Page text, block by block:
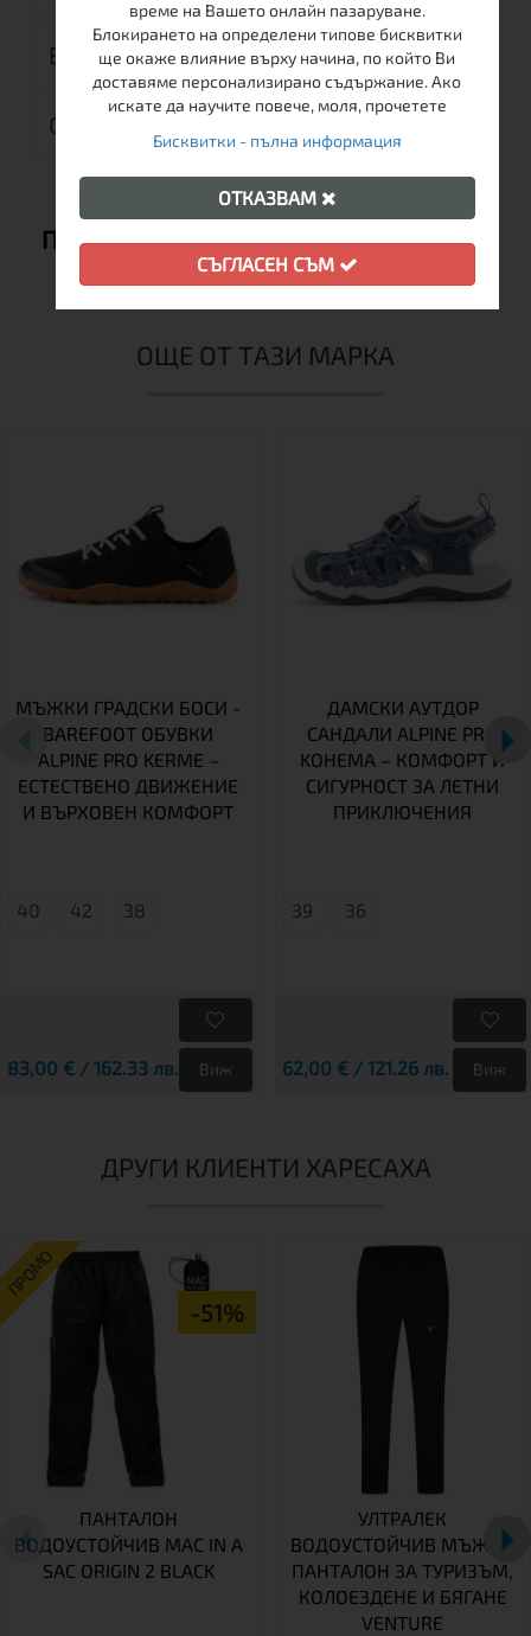
ВРЪЩАНЕ
ОТЗИВИ (0)
ПРЕПОРЪЧВАМЕ ВИ СЪЩО:
ОЩЕ ОТ ТАЗИ МАРКА
МЪЖКИ ГРАДСКИ БОСИ -
BAREFOOT ОБУВКИ
ALPINE PRO KERME –
ЕСТЕСТВЕНО ДВИЖЕНИЕ
И ВЪРХОВЕН КОМФОРТ
40 42 38
83,00 € / 162.33 лв. Виж
ДАМСКИ АУТДОР
САНДАЛИ ALPINE PRO
KOHEMA – КОМФОРТ И
СИГУРНОСТ ЗА ЛЕТНИ
ПРИКЛЮЧЕНИЯ
39 36
62,00 € / 121.26 лв. Виж
ДРУГИ КЛИЕНТИ ХАРЕСАХА
ПРОМО
-51%
ПАНТАЛОН
ВОДОУСТОЙЧИВ MAC IN A
SAC ORIGIN 2 BLACK
УЛТРАЛЕК
ВОДОУСТОЙЧИВ МЪЖКИ
ПАНТАЛОН ЗА ТУРИЗЪМ,
КОЛОЕЗДЕНЕ И БЯГАНЕ
VENTURE
време на Вашето онлайн пазаруване.
Блокирането на определени типове бисквитки
ще окаже влияние върху начина, по който Ви
доставяме персонализирано съдържание. Ако
искате да научите повече, моля, прочетете
Бисквитки - пълна информация
ОТКАЗВАМ
СЪГЛАСЕН СЪМ